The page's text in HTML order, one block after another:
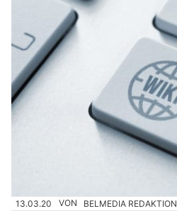
13.03.20 VON BELMEDIA REDAKTION